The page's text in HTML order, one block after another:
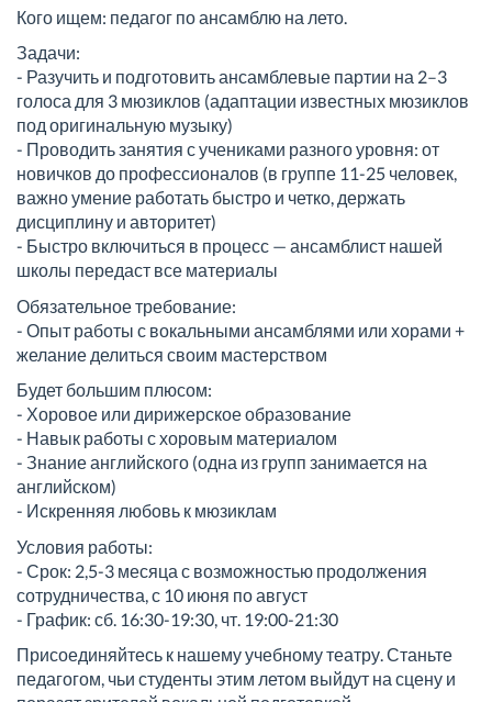
Кого ищем: педагог по ансамблю на лето.
Задачи:
- Разучить и подготовить ансамблевые партии на 2–3
голоса для 3 мюзиклов (адаптации известных мюзиклов
под оригинальную музыку)
- Проводить занятия с учениками разного уровня: от
новичков до профессионалов (в группе 11-25 человек,
важно умение работать быстро и четко, держать
дисциплину и авторитет)
- Быстро включиться в процесс — ансамблист нашей
школы передаст все материалы
Обязательное требование:
- Опыт работы с вокальными ансамблями или хорами +
желание делиться своим мастерством
Будет большим плюсом:
- Хоровое или дирижерское образование
- Навык работы с хоровым материалом
- Знание английского (одна из групп занимается на
английском)
- Искренняя любовь к мюзиклам
Условия работы:
- Срок: 2,5-3 месяца с возможностью продолжения
сотрудничества, с 10 июня по август
- График: сб. 16:30-19:30, чт. 19:00-21:30
Присоединяйтесь к нашему учебному театру. Станьте
педагогом, чьи студенты этим летом выйдут на сцену и